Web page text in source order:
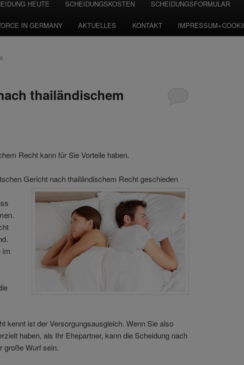
HEUTE SCHEIDUNGSKOSTEN SCHEIDUNGSFORMULAR
IN GERMANY AKTUELLES KONTAKT
thailändischem
Recht kann für Sie Vorteile haben.
Gericht nach thailändischem Recht geschieden
im
kennt ist der Versorgungsausgleich. Wenn Sie also
haben, als Ihr Ehepartner, kann die Scheidung nach
große Wurf sein.